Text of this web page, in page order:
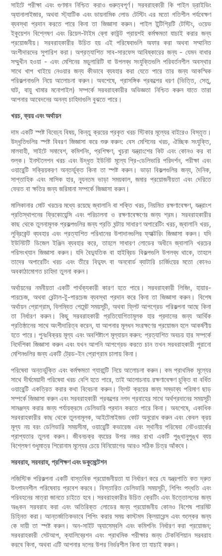
সাইটে পরীক্ষা এবং গুণমান নিশ্চিত করাও গুরুত্বপূর্ণ। সরবরাহকারী কি পাইল ড্রাইভিং
অ্যানালাইজার, অথবা স্ট্যাটিক এবং ডায়নামিক লোড টেস্টিং এর মতো গতিশীল পর্যবেক্ষণ
ব্যবস্থা প্রদান করতে পারে কিনা তা জিজ্ঞাসা করুন। পাইল ইন্টিগ্রিটি টেস্টিং, ওয়েভ
ইকুয়েশন বিশ্লেষণ এবং রিয়েল-টাইম ব্লো কাউন্ট প্রায়শই কর্মক্ষমতা যাচাই করার জন্য
প্রয়োজনীয়। সরবরাহকারীর উচিত হয় এই পরিষেবাগুলি অফার করা অথবা সম্মানিত
অংশীদারদের সুপারিশ করা। অপ্রত্যাশিত সাব-সারফেস আবিষ্কারের জন্য - যেমন বাধার
সম্মুখীন হওয়া - এবং মেশিনের মডুলারিটি বা উপলব্ধ সংযুক্তিগুলি পরিবর্তনশীল অবস্থার
সাথে খাপ খাইয়ে নেওয়ার জন্য কীভাবে ব্যবহার করা যেতে পারে তার জন্য আকস্মিক
পরিকল্পনাগুলি নিয়ে আলোচনা করুন। অবশেষে, প্রাসঙ্গিক প্রকল্পের ধরণ (ভিত্তি, সেতু,
ঘাট, বায়ু খামার মনোপাইল) সম্পর্কে সরবরাহকারীর অভিজ্ঞতা নিশ্চিত করুন যাতে তারা
আপনার আবেদনের অনন্য চাহিদাগুলি বুঝতে পারে।
খরচ, ক্রয় এবং অর্থায়ন
দাম একটি স্পষ্ট বিবেচ্য বিষয়, কিন্তু ক্রয়ের প্রকৃত খরচ স্টিকার মূল্যের বাইরেও বিস্তৃত।
উদ্ধৃতিগুলির স্পষ্ট বিবরণ জিজ্ঞাসা করে শুরু করুন: বেস মেশিনের খরচ, ঐচ্ছিক সংযুক্তি,
মালবাহী, সাইটে সমাবেশ, কমিশনিং, প্রশিক্ষণ, খুচরা যন্ত্রাংশের কিট এবং কোনও কর বা
শুল্ক। ইনস্টলেশন খরচ এবং উদ্ধৃত ইউনিট মূল্যে প্রি-ডেলিভারি পরিদর্শন, পরীক্ষা এবং
ওয়ারেন্টি সক্রিয়করণ অন্তর্ভুক্ত কিনা তা স্পষ্ট করুন। ভাড়া বিকল্পগুলির জন্য, দৈনিক,
সাপ্তাহিক এবং মাসিক হার, ন্যূনতম ভাড়া সময়কাল, জমার প্রয়োজনীয়তা এবং দেরিতে
ফেরত বা ক্ষতির জন্য জরিমানা সম্পর্কে জিজ্ঞাসা করুন।
মালিকানার মোট খরচের মধ্যে রয়েছে জ্বালানি বা শক্তি খরচ, নিয়মিত রক্ষণাবেক্ষণ, যন্ত্রাংশ
প্রতিস্থাপনের ফ্রিকোয়েন্সি এবং পরিচালনা ও রক্ষণাবেক্ষণের জন্য শ্রম। সরবরাহকারীর
কাছ থেকে তুলনামূলক প্রকল্পগুলির জন্য প্রতি ঘন্টায় সাধারণ অপারেটিং খরচ, জ্বালানি খরচ,
লুব্রিকেন্ট ব্যবহার এবং প্রত্যাশিত পরিধানের উপাদানগুলির ফ্যাক্টরিং জিজ্ঞাসা করুন। যদি
ইউনিটটি ডিজেল ইঞ্জিন ব্যবহার করে, তাহলে সাধারণ লোডের অধীনে জ্বালানি খরচের
পরিসংখ্যান জিজ্ঞাসা করুন। যদি বৈদ্যুতিক বা হাইব্রিড বিকল্পগুলি উপলব্ধ থাকে, তাহলে
তাদের অপারেটিং খরচ এবং তীরে বিদ্যুৎ বা অনবোর্ড ব্যাটারি চার্জিংয়ের মতো কোনও
অবকাঠামোগত চাহিদা তুলনা করুন।
অর্থায়নের নমনীয়তা একটি পার্থক্যকারী কারণ হতে পারে। সরবরাহকারী লিজিং, হায়ার-
পারচেজ, অথবা রেন্টাল-টু-পারচেজ ব্যবস্থা প্রদান করে কিনা তা জিজ্ঞাসা করুন। বিশেষ
অর্থায়ন প্রোগ্রাম, বিলম্বিত পেমেন্ট সময়সূচী, অথবা ফ্লিট আপগ্রেড পরিকল্পনা আছে কিনা
তা নির্ধারণ করুন। কিছু সরবরাহকারী প্রতিযোগিতামূলক হার প্রদানের জন্য আর্থিক
প্রতিষ্ঠানের সাথে অংশীদারিত্ব করেন, যা আপনার মূলধন সংরক্ষণের প্রয়োজন হলে আকর্ষণীয়
হতে পারে। পুনঃবিক্রয় মূল্য এবং অবশিষ্টাংশ মূল্যায়ন করুন: প্রত্যাশিত অবচয় হার সম্পর্কে
নির্দেশিকা জিজ্ঞাসা করুন এবং যখন আপনি আপগ্রেড করতে চান তখন সরবরাহকারী পুরানো
মেশিনগুলির জন্য একটি ট্রেড-ইন প্রোগ্রাম চালায় কিনা।
পরিষেবা অন্তর্ভুক্তি এবং কর্মক্ষমতা গ্যারান্টি নিয়ে আলোচনা করুন। কম প্রাথমিক মূল্যের
সাথে দীর্ঘমেয়াদী পরিষেবা খরচ বেশি হতে পারে, তাই আলোচনায় রক্ষণাবেক্ষণ চুক্তি বা বর্ধিত
ওয়ারেন্টি একত্রিত করার কথা বিবেচনা করুন। ফ্লিট ক্রয়ের জন্য সম্ভাব্য পরিমাণ ছাড়
সম্পর্কে জিজ্ঞাসা করুন এবং সরবরাহকারী প্রকল্পের নগদ প্রবাহের সাথে অর্থপ্রদানের সময়সূচী
সামঞ্জস্য করার জন্য পর্যায়ক্রমে ডেলিভারি প্রদান করতে পারে কিনা। অবশেষে, একাধিক
সরবরাহকারীর কাছ থেকে তুলনামূলক, আইটেমাইজড কোট অনুরোধ করুন এবং কেবল ক্রয়
মূল্য নয় বরং ডেলিভারি সময়সীমা, ওয়ারেন্টি কভারেজ এবং স্থানীয় পরিষেবা নেটওয়ার্কের
প্রাপ্যতার তুলনা করুন। জীবনচক্র ব্যয়ের উপর নজর রাখা একটি পুঙ্খানুপুঙ্খ ব্যয়
বিশ্লেষণ শুধুমাত্র শিরোনাম মূল্যের চেয়ে বিনিয়োগের আরও সঠিক চিত্র আঁকবে।
সরবরাহ, সরবরাহ, প্রশিক্ষণ এবং ডকুমেন্টেশন
লজিস্টিক পরিকল্পনা একটি বাস্তবিক প্রয়োজনীয়তা যা নির্ধারণ করে যে যন্ত্রপাতি কত দ্রুত
উৎপাদনশীল পরিষেবায় প্রবেশ করবে। বিস্তারিত ডেলিভারি সময়সূচী, শিপিং পদ্ধতি এবং
পরিবহনের মাত্রা জানতে চাইতে হবে। সরবরাহকারীর উচিত ক্রেটিং এবং উত্তোলনের জন্য
অঙ্কন সরবরাহ করা এবং অতিরিক্ত লোডের জন্য প্রয়োজনীয় কোনও বিশেষ পারমিট
চিহ্নিত করা। আন্তর্জাতিকভাবে শিপিং করার সময় কাস্টমস ক্লিয়ারেন্স এবং শুল্কের জন্য
কে দায়ী তা স্পষ্ট করুন। অন-সাইট অ্যাসেম্বলি এবং কমিশনিং নির্ধারণ করা প্রয়োজন;
সরবরাহকারী সেটআপ, ক্যালিব্রেশন এবং প্রাথমিক পরীক্ষার জন্য টেকনিশিয়ান সরবরাহ
করবে কিনা, অথবা এটি আপনার দলের উপর নির্ভরশীল কিনা তা যাচাই করুন।